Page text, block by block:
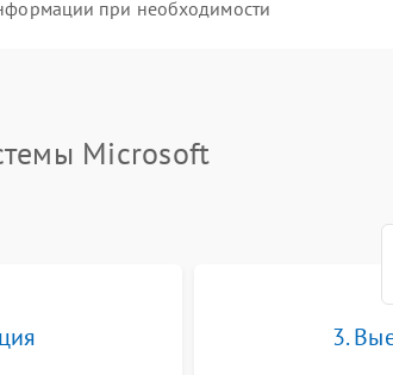
при необходимости
Microsoft
3.